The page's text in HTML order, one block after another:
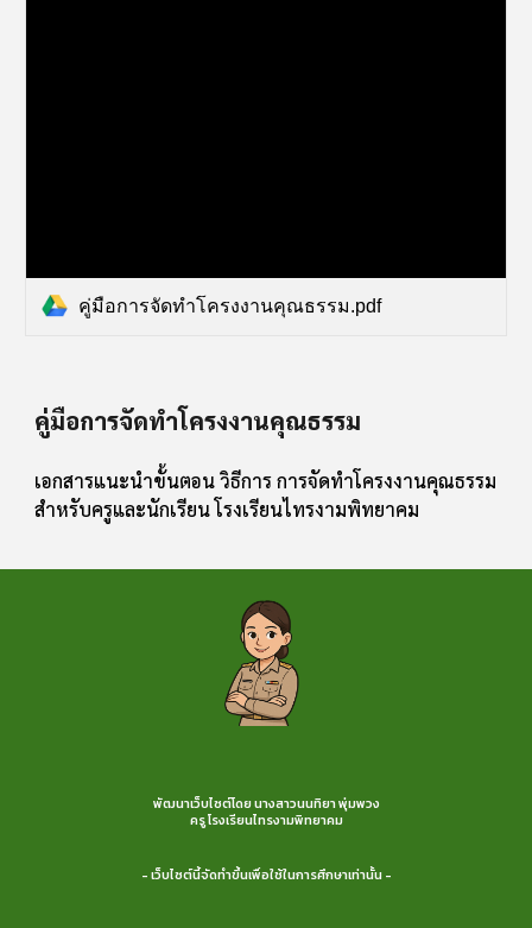
คู่มือการจัดทำโครงงานคุณธรรม.pdf
คู่มือการจัดทำโครงงานคุณธรรม
เอกสารแนะนำขั้นตอน วิธีการ การจัดทำโครงงานคุณธรรม
สำหรับครูและนักเรียน โรงเรียนไทรงามพิทยาคม
พัฒนาเว็บไซต์โดย นางสาวนนทิยา พุ่มพวง
ครู โรงเรียนไทรงามพิทยาคม
- เว็บไซต์นี้จัดทำขึ้นเพื่อใช้ในการศึกษาเท่านั้น -